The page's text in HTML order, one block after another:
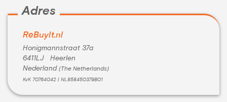
Adres
ReBuyIt.nl
Honigmannstraat 37a
6411LJ Heerlen
Nederland (The Netherlands)
KvK 70764042 | NL858450379B01